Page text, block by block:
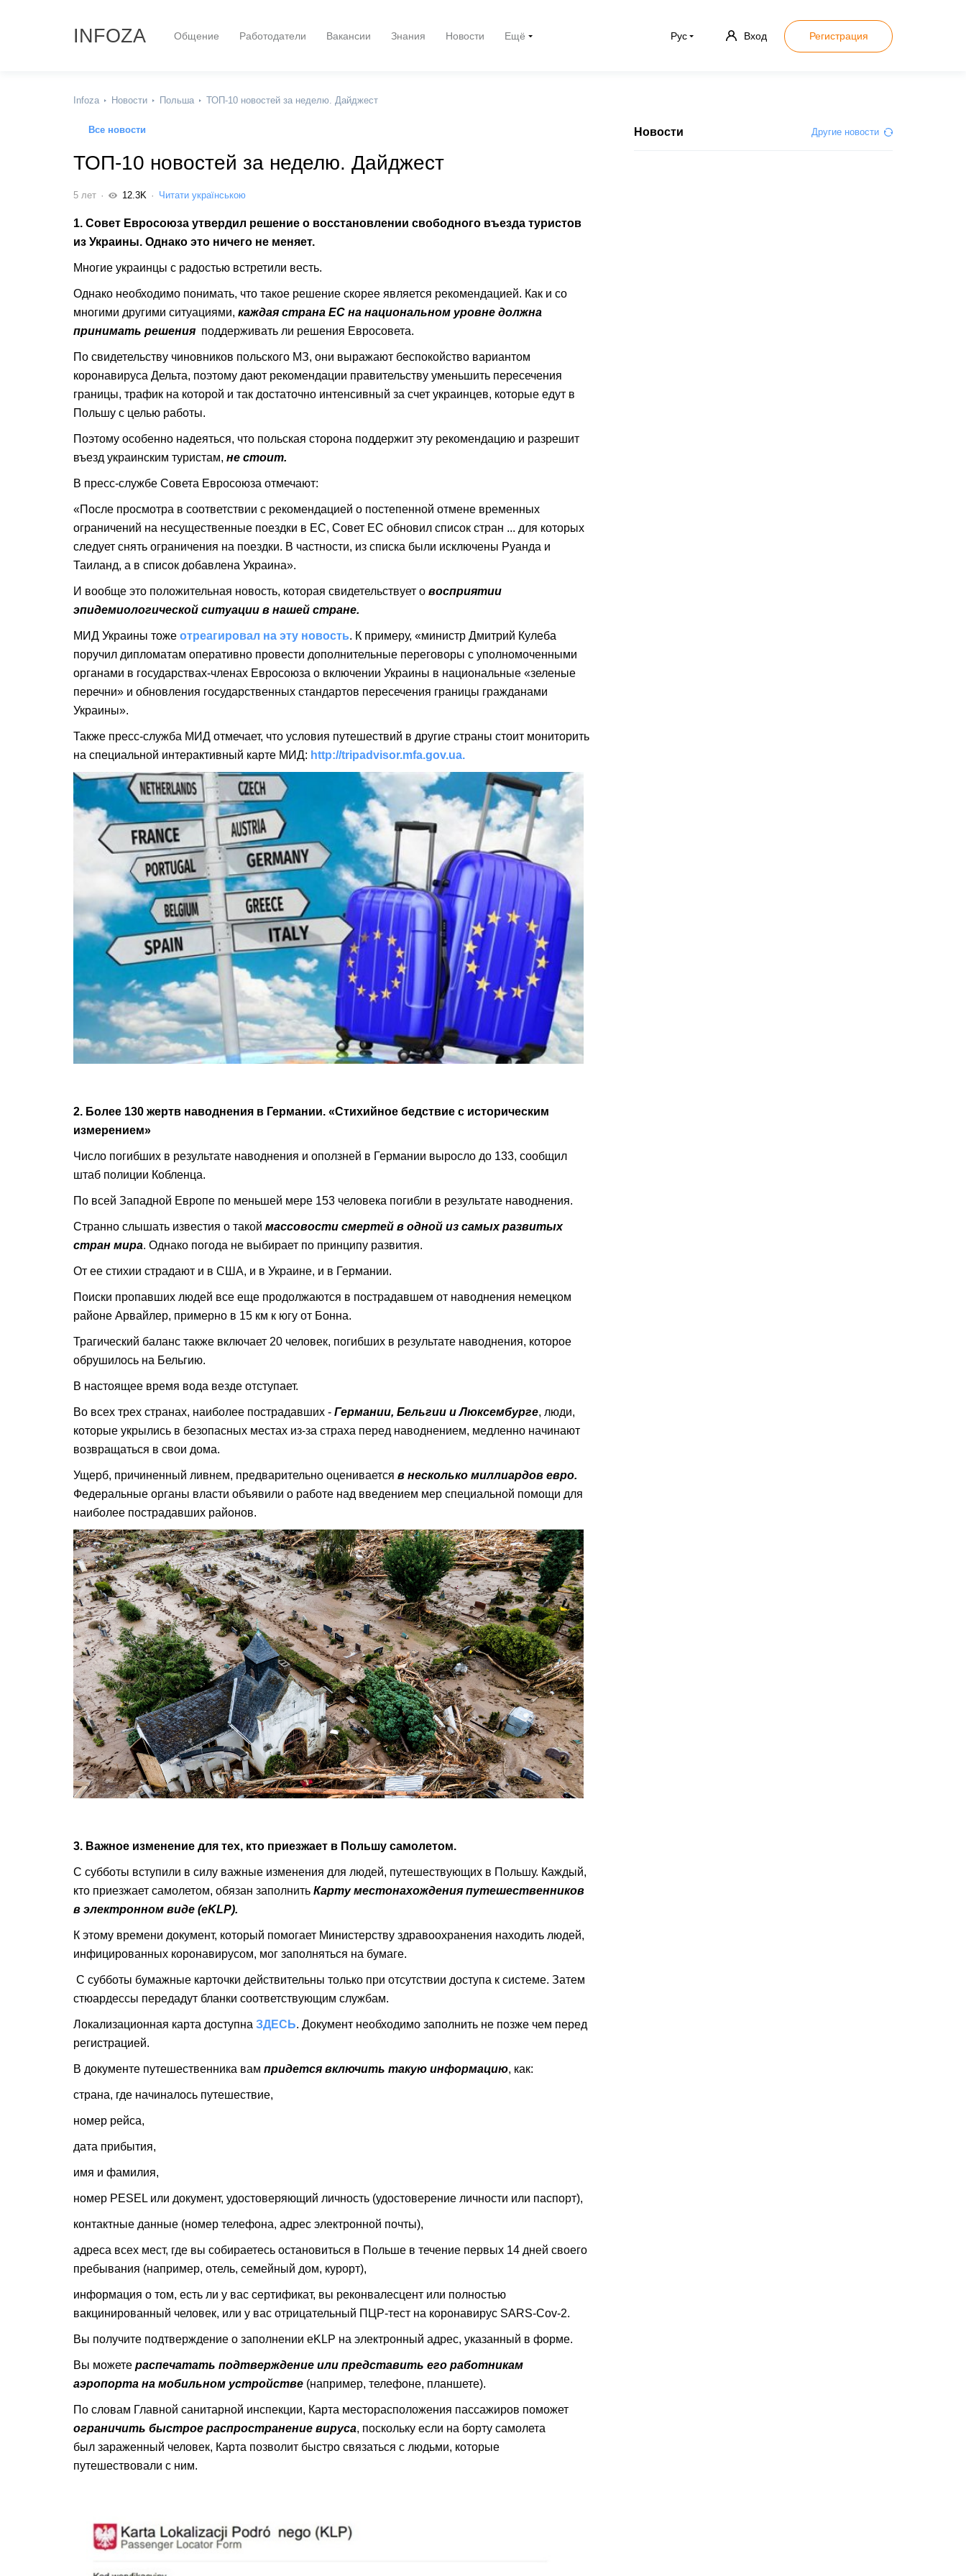
INFOZA Общение Работодатели Вакансии Знания Новости Ещё Рус Вход Регистрация
Infoza Новости Польша ТОП-10 новостей за неделю. Дайджест
Все новости
ТОП-10 новостей за неделю. Дайджест
5 лет 12.3K Читати українською
1. Совет Евросоюза утвердил решение о восстановлении свободного въезда туристов
из Украины. Однако это ничего не меняет.
Многие украинцы с радостью встретили весть.
Однако необходимо понимать, что такое решение скорее является рекомендацией. Как и со
многими другими ситуациями, каждая страна ЕС на национальном уровне должна
принимать решения поддерживать ли решения Евросовета.
По свидетельству чиновников польского МЗ, они выражают беспокойство вариантом
коронавируса Дельта, поэтому дают рекомендации правительству уменьшить пересечения
границы, трафик на которой и так достаточно интенсивный за счет украинцев, которые едут в
Польшу с целью работы.
Поэтому особенно надеяться, что польская сторона поддержит эту рекомендацию и разрешит
въезд украинским туристам, не стоит.
В пресс-службе Совета Евросоюза отмечают:
«После просмотра в соответствии с рекомендацией о постепенной отмене временных
ограничений на несущественные поездки в ЕС, Совет ЕС обновил список стран ... для которых
следует снять ограничения на поездки. В частности, из списка были исключены Руанда и
Таиланд, а в список добавлена ​​Украина».
И вообще это положительная новость, которая свидетельствует о восприятии
эпидемиологической ситуации в нашей стране.
МИД Украины тоже отреагировал на эту новость. К примеру, «министр Дмитрий Кулеба
поручил дипломатам оперативно провести дополнительные переговоры с уполномоченными
органами в государствах-членах Евросоюза о включении Украины в национальные «зеленые
перечни» и обновления государственных стандартов пересечения границы гражданами
Украины».
Также пресс-служба МИД отмечает, что условия путешествий в другие страны стоит мониторить
на специальной интерактивный карте МИД: http://tripadvisor.mfa.gov.ua.
2. Более 130 жертв наводнения в Германии. «Стихийное бедствие с историческим
измерением»
Число погибших в результате наводнения и оползней в Германии выросло до 133, сообщил
штаб полиции Кобленца.
По всей Западной Европе по меньшей мере 153 человека погибли в результате наводнения.
Странно слышать известия о такой массовости смертей в одной из самых развитых
стран мира. Однако погода не выбирает по принципу развития.
От ее стихии страдают и в США, и в Украине, и в Германии.
Поиски пропавших людей все еще продолжаются в пострадавшем от наводнения немецком
районе Арвайлер, примерно в 15 км к югу от Бонна.
Трагический баланс также включает 20 человек, погибших в результате наводнения, которое
обрушилось на Бельгию.
В настоящее время вода везде отступает.
Во всех трех странах, наиболее пострадавших - Германии, Бельгии и Люксембурге, люди,
которые укрылись в безопасных местах из-за страха перед наводнением, медленно начинают
возвращаться в свои дома.
Ущерб, причиненный ливнем, предварительно оценивается в несколько миллиардов евро.
Федеральные органы власти объявили о работе над введением мер специальной помощи для
наиболее пострадавших районов.
3. Важное изменение для тех, кто приезжает в Польшу самолетом.
С субботы вступили в силу важные изменения для людей, путешествующих в Польшу. Каждый,
кто приезжает самолетом, обязан заполнить Карту местонахождения путешественников
в электронном виде (eKLP).
К этому времени документ, который помогает Министерству здравоохранения находить людей,
инфицированных коронавирусом, мог заполняться на бумаге.
С субботы бумажные карточки действительны только при отсутствии доступа к системе. Затем
стюардессы передадут бланки соответствующим службам.
Локализационная карта доступна ЗДЕСЬ. Документ необходимо заполнить не позже чем перед
регистрацией.
В документе путешественника вам придется включить такую ​​информацию, как:
страна, где начиналось путешествие,
номер рейса,
дата прибытия,
имя и фамилия,
номер PESEL или документ, удостоверяющий личность (удостоверение личности или паспорт),
контактные данные (номер телефона, адрес электронной почты),
адреса всех мест, где вы собираетесь остановиться в Польше в течение первых 14 дней своего
пребывания (например, отель, семейный дом, курорт),
информация о том, есть ли у вас сертификат, вы реконвалесцент или полностью
вакцинированный человек, или у вас отрицательный ПЦР-тест на коронавирус SARS-Cov-2.
Вы получите подтверждение о заполнении eKLP на электронный адрес, указанный в форме.
Вы можете распечатать подтверждение или представить его работникам
аэропорта на мобильном устройстве (например, телефоне, планшете).
По словам Главной санитарной инспекции, Карта месторасположения пассажиров поможет
ограничить быстрое распространение вируса, поскольку если на борту самолета
был зараженный человек, Карта позволит быстро связаться с людьми, которые
путешествовали с ним.
Новости Другие новости